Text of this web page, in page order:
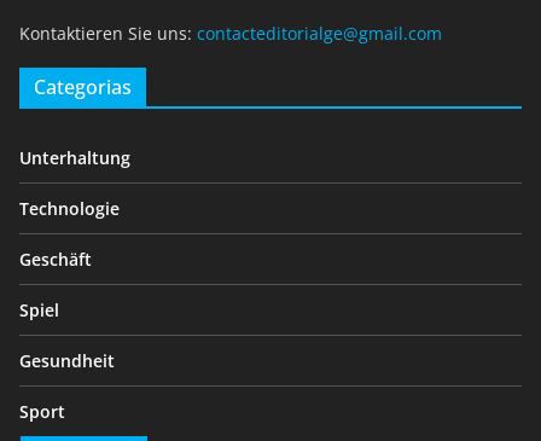
Kontaktieren Sie uns: contacteditorialge@gmail.com
Categorias
Unterhaltung
Technologie
Geschäft
Spiel
Gesundheit
Sport